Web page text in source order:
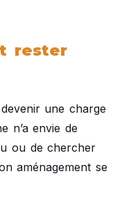
rester
une charge
n’a envie de
ou de chercher
aménagement se